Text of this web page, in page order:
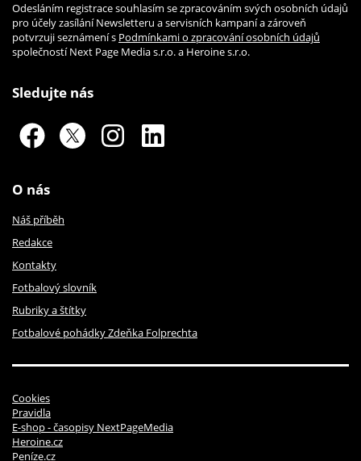
Odesláním registrace souhlasím se zpracováním svých osobních údajů
pro účely zasílání Newsletteru a servisních kampaní a zároveň
potvrzuji seznámení s Podmínkami o zpracování osobních údajů
společností Next Page Media s.r.o. a Heroine s.r.o.
Sledujte nás
O nás
Náš příběh
Redakce
Kontakty
Fotbalový slovník
Rubriky a štítky
Fotbalové pohádky Zdeňka Folprechta
Cookies
Pravidla
E-shop - časopisy NextPageMedia
Heroine.cz
Peníze.cz